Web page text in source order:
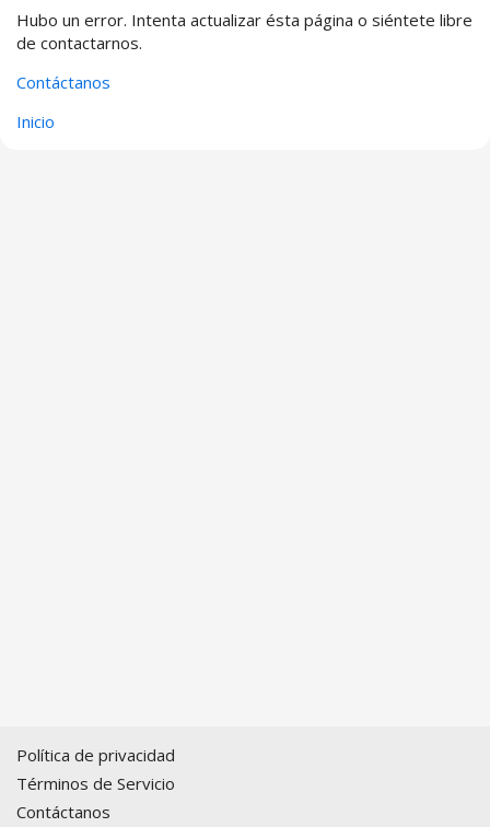
Hubo un error. Intenta actualizar ésta página o siéntete libre
de contactarnos.
Contáctanos
Inicio
Política de privacidad
Términos de Servicio
Contáctanos